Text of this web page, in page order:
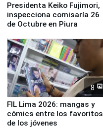
Presidenta Keiko Fujimori,
inspecciona comisaría 26
de Octubre en Piura
8
FIL Lima 2026: mangas y
cómics entre los favoritos
de los jóvenes